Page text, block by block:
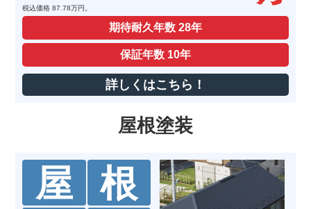
税込価格 87.78万円。
期待耐久年数 28年
保証年数 10年
詳しくはこちら！
屋根塗装
屋
根